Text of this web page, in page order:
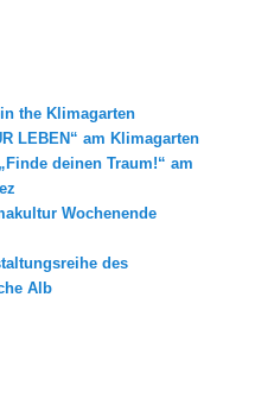
the Klimagarten
LEBEN“ am Klimagarten
deinen Traum!“ am
Wochenende
des
Alb